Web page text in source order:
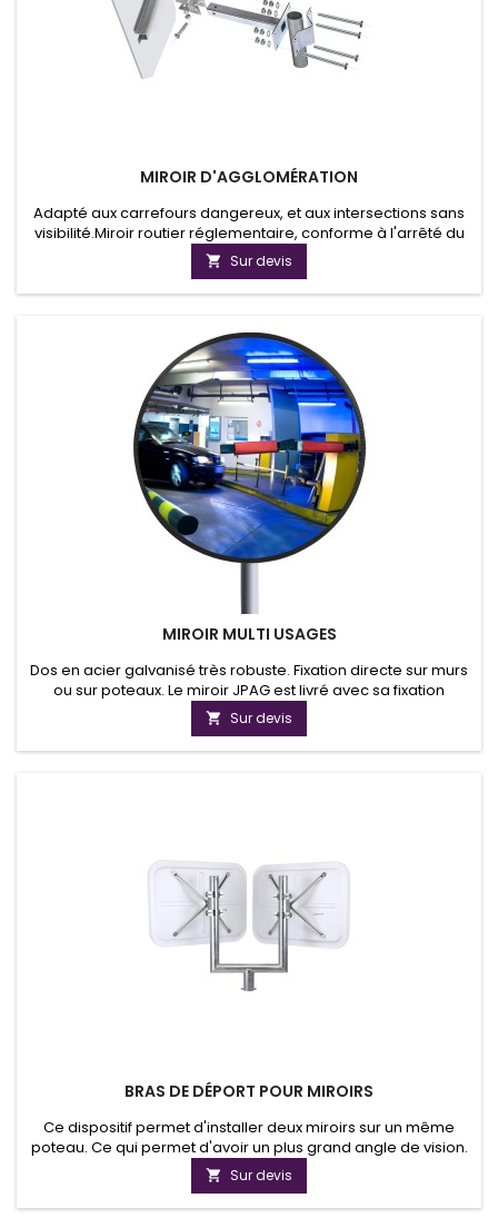
MIROIR D'AGGLOMÉRATION
Adapté aux carrefours dangereux, et aux intersections sans
visibilité.Miroir routier réglementaire, conforme à l'arrêté du
21 septembre 1981 . Cadre très robuste en pvc expansé de
10mm, traité anti-UV, avec sérigraphies rayures noires.Le
miroir est livré avec sa fixation orientable.
 Sur devis
MIROIR MULTI USAGES
Dos en acier galvanisé très robuste. Fixation directe sur murs
ou sur poteaux. Le miroir JPAG est livré avec sa fixation
ORIENTABLE métallique.Elle permet la pose sur les poteaux
ronds, carrés ou rectangulaires. Le miroir multi usage permet
une parfaite visibilité de 6m à 20m suivant le modèle.
 Sur devis
BRAS DE DÉPORT POUR MIROIRS
Ce dispositif permet d'installer deux miroirs sur un même
poteau. Ce qui permet d'avoir un plus grand angle de vision.
Ce matériel se fixe sur des mâts de 76mm.
 Sur devis